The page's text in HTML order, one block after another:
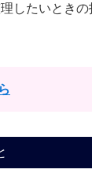
したいとき